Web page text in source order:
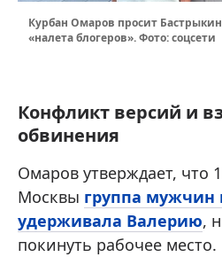
Курбан Омаров просит
«налета блогеров». Фото: соцсети
Конфликт версий и
обвинения
Омаров утверждает, что
Москвы группа мужчин
удерживала Валерию,
покинуть рабочее